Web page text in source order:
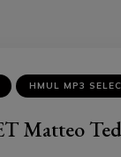
HMUL MP3
Matteo